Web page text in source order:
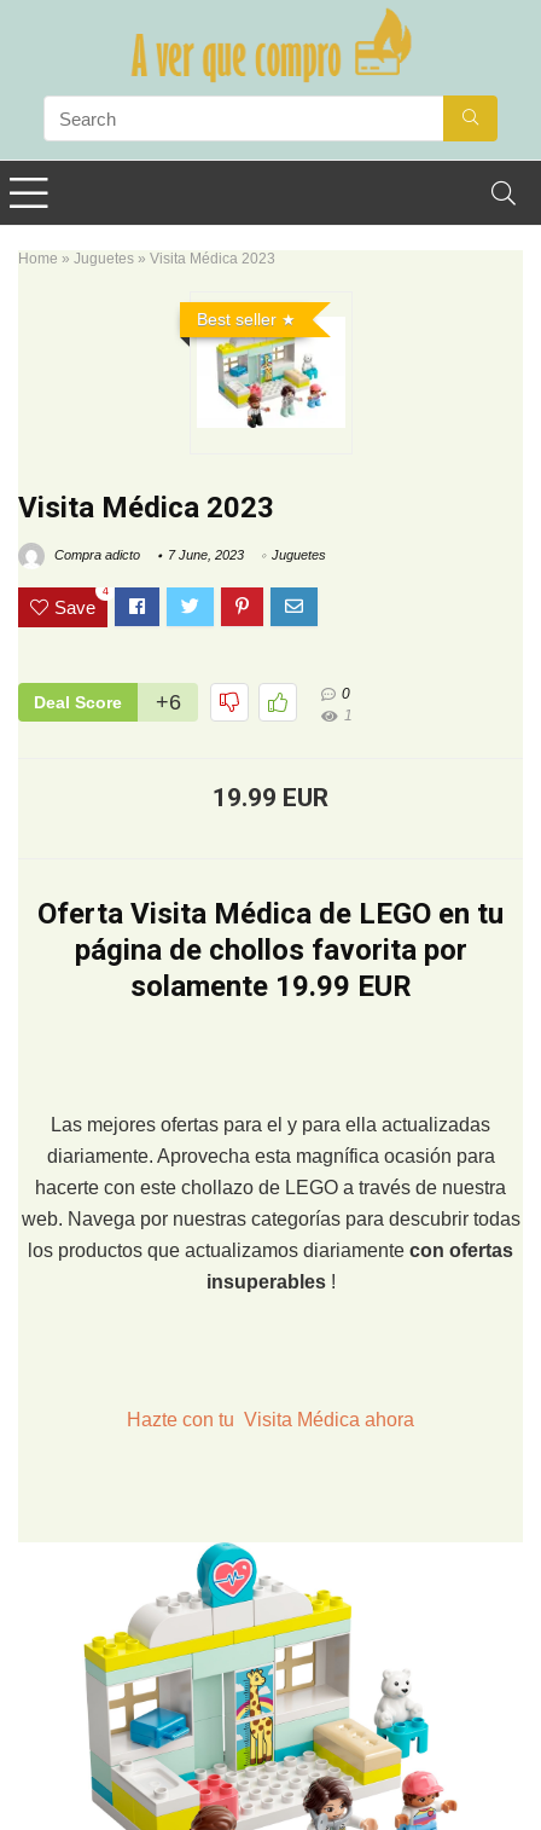
Home » Juguetes » Visita Médica 2023
Best seller
Visita Médica 2023
Compra adicto 7 June, 2023 Juguetes
Save
4
Deal Score +6
0
1
19.99 EUR
Oferta Visita Médica de LEGO en tu
página de chollos favorita por
solamente 19.99 EUR
Las mejores ofertas para el y para ella actualizadas
diariamente. Aprovecha esta magnífica ocasión para
hacerte con este chollazo de LEGO a través de nuestra
web. Navega por nuestras categorías para descubrir todas
los productos que actualizamos diariamente con ofertas
insuperables!
Hazte con tu Visita Médica ahora